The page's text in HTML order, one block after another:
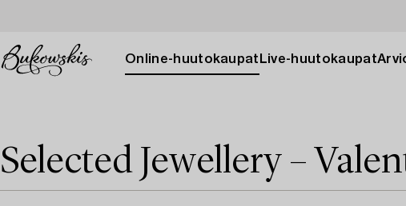
Online-huutokaupat Live-huutokaupat
Selected Jewellery –